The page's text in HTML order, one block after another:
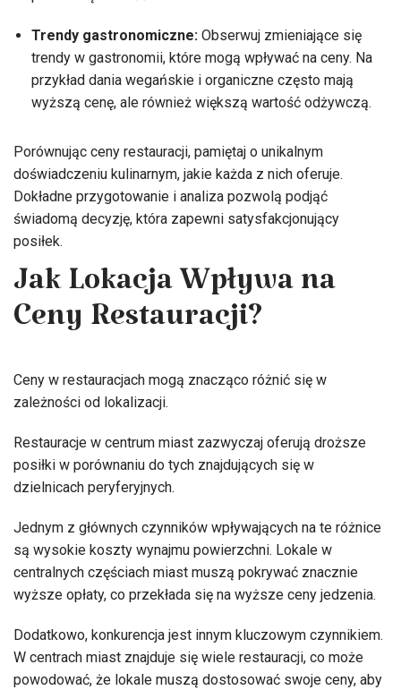
Trendy gastronomiczne: Obserwuj zmieniające się
trendy w gastronomii, które mogą wpływać na ceny. Na
przykład dania wegańskie i organiczne często mają
wyższą cenę, ale również większą wartość odżywczą.
Porównując ceny restauracji, pamiętaj o unikalnym
doświadczeniu kulinarnym, jakie każda z nich oferuje.
Dokładne przygotowanie i analiza pozwolą podjąć
świadomą decyzję, która zapewni satysfakcjonujący
posiłek.
Jak Lokacja Wpływa na
Ceny Restauracji?
Ceny w restauracjach mogą znacząco różnić się w
zależności od lokalizacji.
Restauracje w centrum miast zazwyczaj oferują droższe
posiłki w porównaniu do tych znajdujących się w
dzielnicach peryferyjnych.
Jednym z głównych czynników wpływających na te różnice
są wysokie koszty wynajmu powierzchni. Lokale w
centralnych częściach miast muszą pokrywać znacznie
wyższe opłaty, co przekłada się na wyższe ceny jedzenia.
Dodatkowo, konkurencja jest innym kluczowym czynnikiem.
W centrach miast znajduje się wiele restauracji, co może
powodować, że lokale muszą dostosować swoje ceny, aby